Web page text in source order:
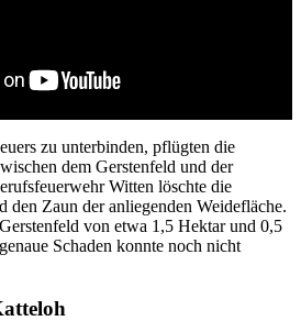
zu unterbinden, pflügten die
dem Gerstenfeld und der
Witten löschte die
den Zaun der anliegenden Weidefläche.
von etwa 1,5 Hektar und 0,5
Schaden konnte noch nicht